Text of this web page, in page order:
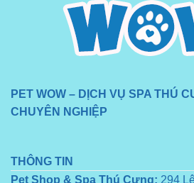
PET WOW – DỊCH VỤ SPA THÚ
CHUYÊN NGHIỆP
THÔNG TIN
Pet Shop & Spa Thú Cưng: 294